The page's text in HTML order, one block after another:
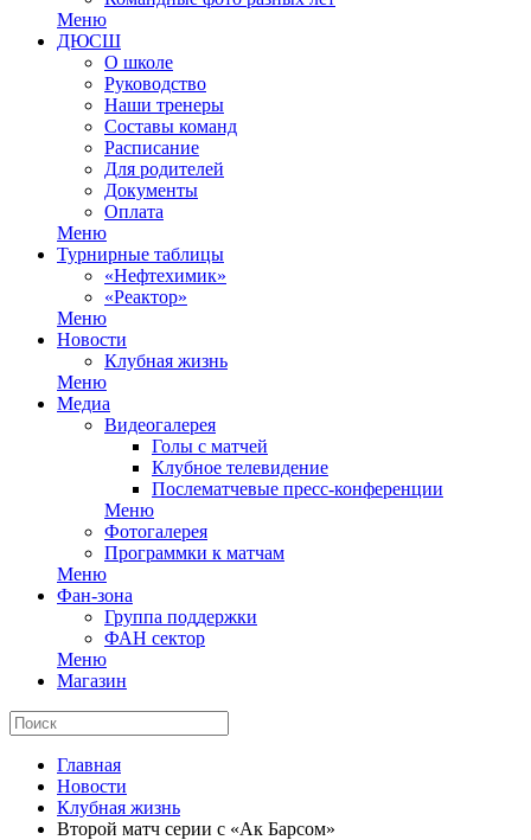
Меню
ДЮСШ
О школе
Руководство
Наши тренеры
Составы команд
Расписание
Для родителей
Документы
Оплата
Меню
Турнирные таблицы
«Нефтехимик»
«Реактор»
Меню
Новости
Клубная жизнь
Меню
Медиа
Видеогалерея
Голы с матчей
Клубное телевидение
Послематчевые пресс-конференции
Меню
Фотогалерея
Программки к матчам
Меню
Фан-зона
Группа поддержки
ФАН сектор
Меню
Магазин
Главная
Новости
Клубная жизнь
Второй матч серии с «Ак Барсом»